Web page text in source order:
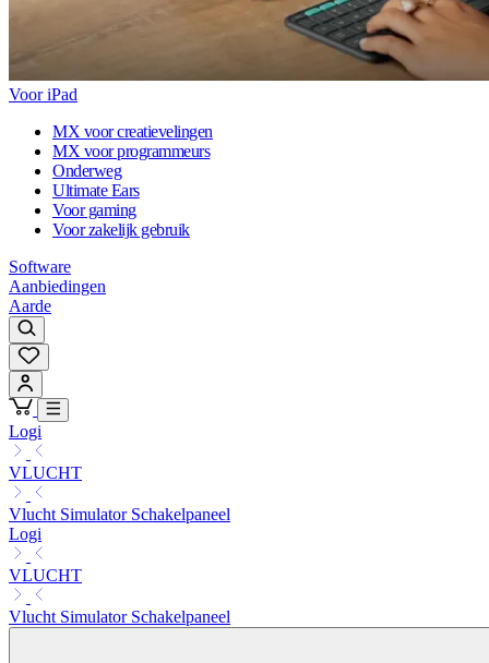
Voor iPad
MX voor creatievelingen
MX voor programmeurs
Onderweg
Ultimate Ears
Voor gaming
Voor zakelijk gebruik
Software
Aanbiedingen
Aarde
Logi
VLUCHT
Vlucht Simulator Schakelpaneel
Logi
VLUCHT
Vlucht Simulator Schakelpaneel